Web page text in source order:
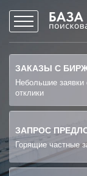
ЗАКАЗЫ С
Небольшие
отклики
ЗАПРОС
Горящие частные